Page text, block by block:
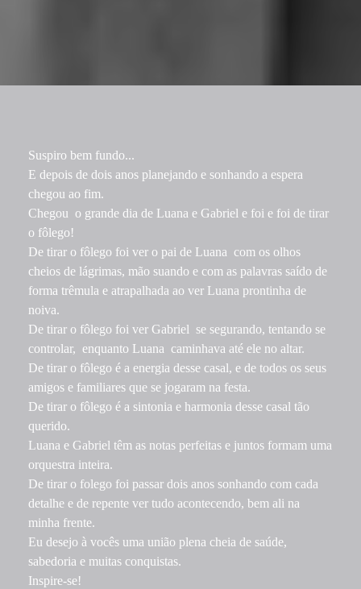
Suspiro bem fundo...
E depois de dois anos planejando e sonhando a espera
chegou ao fim.
Chegou o grande dia de Luana e Gabriel e foi e foi de tirar
o fôlego!
De tirar o fôlego foi ver o pai de Luana com os olhos
cheios de lágrimas, mão suando e com as palavras saído de
forma trêmula e atrapalhada ao ver Luana prontinha de
noiva.
De tirar o fôlego foi ver Gabriel se segurando, tentando se
controlar, enquanto Luana caminhava até ele no altar.
De tirar o fôlego é a energia desse casal, e de todos os seus
amigos e familiares que se jogaram na festa.
De tirar o fôlego é a sintonia e harmonia desse casal tão
querido.
Luana e Gabriel têm as notas perfeitas e juntos formam uma
orquestra inteira.
De tirar o folego foi passar dois anos sonhando com cada
detalhe e de repente ver tudo acontecendo, bem ali na
minha frente.
Eu desejo à vocês uma união plena cheia de saúde,
sabedoria e muitas conquistas.
Inspire-se!